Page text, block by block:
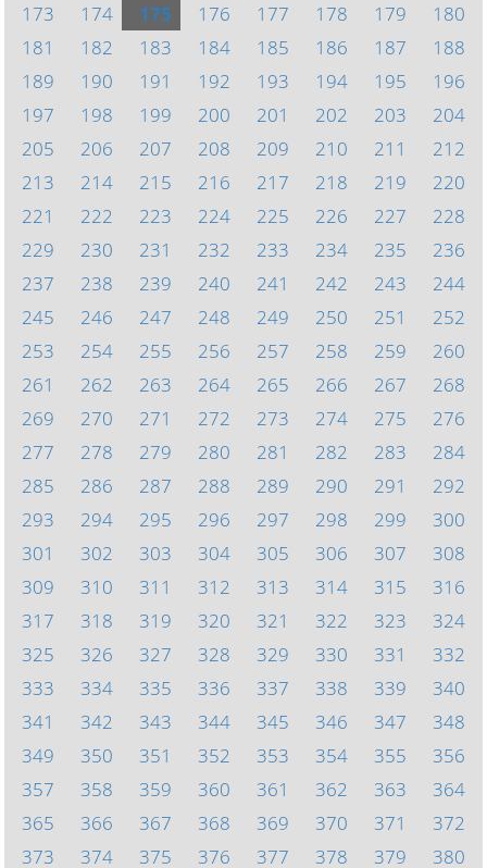
173
174 175 176 177 178 179
180
181
182 183 184 185 186 187
188
189
190 191 192 193 194 195
196
197
198 199 200 201 202 203
204
205
206 207 208 209 210 211
212
213
214 215 216 217 218 219
220
221
222 223 224 225 226 227
228
229
230 231 232 233 234 235
236
237
238 239 240 241 242 243
244
245
246 247 248 249 250 251
252
253
254 255 256 257 258 259
260
261
262 263 264 265 266 267
268
269
270 271 272 273 274 275
276
277
278 279 280 281 282 283
284
285
286 287 288 289 290 291
292
293
294 295 296 297 298 299
300
301
302 303 304 305 306 307
308
309
310 311 312 313 314 315
316
317
318 319 320 321 322 323
324
325
326 327 328 329 330 331
332
333
334 335 336 337 338 339
340
341
342 343 344 345 346 347
348
349
350 351 352 353 354 355
356
357
358 359 360 361 362 363
364
365
366 367 368 369 370 371
372
373
374 375 376 377 378 379 380